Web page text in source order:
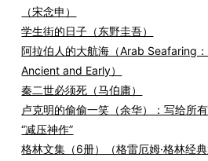
（宋念申）
学生街的日子（东野圭吾）
阿拉伯人的大航海（Arab Seafaring
Ancient and Early）
秦二世必须死（马伯庸）
卢克明的偷偷一笑（余华）：写给所
“减压神作”
格林文集（6册）（格雷厄姆·格林经典